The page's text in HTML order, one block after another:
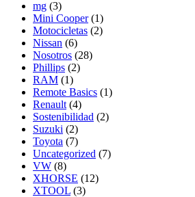
mg (3)
Mini Cooper (1)
Motocicletas (2)
Nissan (6)
Nosotros (28)
Phillips (2)
RAM (1)
Remote Basics (1)
Renault (4)
Sostenibilidad (2)
Suzuki (2)
Toyota (7)
Uncategorized (7)
VW (8)
XHORSE (12)
XTOOL (3)